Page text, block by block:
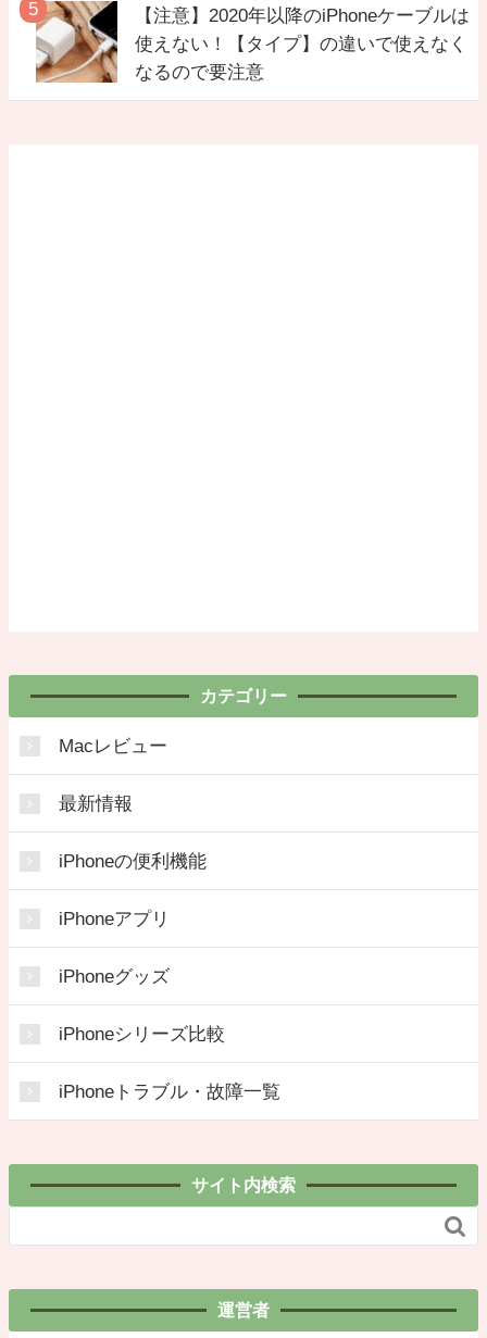
サイト内検索

【注意】2020年以降のiPhoneケーブルは
使えない！【タイプ】の違いで使えなく
なるので要注意
カテゴリー
Macレビュー
最新情報
iPhoneの便利機能
iPhoneアプリ
iPhoneグッズ
iPhoneシリーズ比較
iPhoneトラブル・故障一覧
運営者